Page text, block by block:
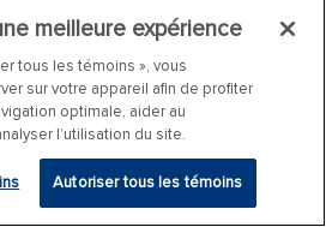
meilleure expérience
tous les témoins », vous
sur votre appareil afin de profiter
optimale, aider au
l’utilisation du site.
Autoriser tous les témoins